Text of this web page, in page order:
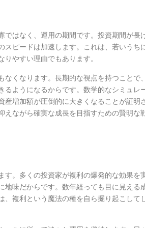
はなく、運用の期間です。投資期間が長
ピードは加速します。これは、若いうち
やすい理由でもあります。
くなります。長期的な視点を持つことで、
ようになるからです。数学的なシミュレ
増加額が圧倒的に大きくなることが証明
えながら確実な成長を目指すための賢明な
。多くの投資家が複利の爆発的な効果を
地味だからです。数年経っても目に見える
複利という魔法の種を自ら掘り起こして